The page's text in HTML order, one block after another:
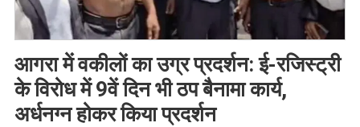
आगरा में वकीलों का उग्र प्रदर्शन: ई-रजिस्ट्री
के विरोध में 9वें दिन भी ठप बैनामा कार्य,
अर्धनग्न होकर किया प्रदर्शन